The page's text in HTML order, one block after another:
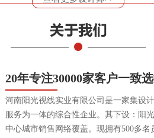
20年专注30000家客户一致
河南阳光视线实业有限公司是一家集设
服务为一体的综合性企业。其下设：阳
中心城市销售网络覆盖。现拥有500多